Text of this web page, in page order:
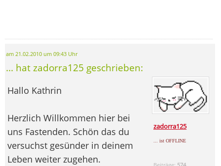
am 21.02.2010 um 09:43 Uhr
... hat zadorra125 geschrieben:
zadorra125
... ist OFFLINE
Hallo Kathrin
Herzlich Willkommen hier bei
uns Fastenden. Schön das du
versuchst gesünder in deinem
Leben weiter zugehen.